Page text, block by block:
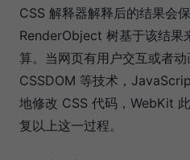
CSS 解释器解释后的结果会
RenderObject 树基于该结果
算。当网页有用户交互或者
CSSDOM 等技术，
地修改 CSS 代码，WebKit
复以上这一过程。